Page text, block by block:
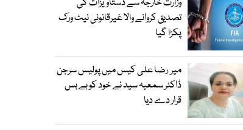
وزارت خارجہ سے دستاویزات کی
تصدیق کروانے والا غیرقانونی نیٹ ورک
پکڑا گیا
میر رضا علی کیس میں پولیس سرجن
ڈاکٹر سمعیہ سید نے خود کو بے بس
قرار دے دیا